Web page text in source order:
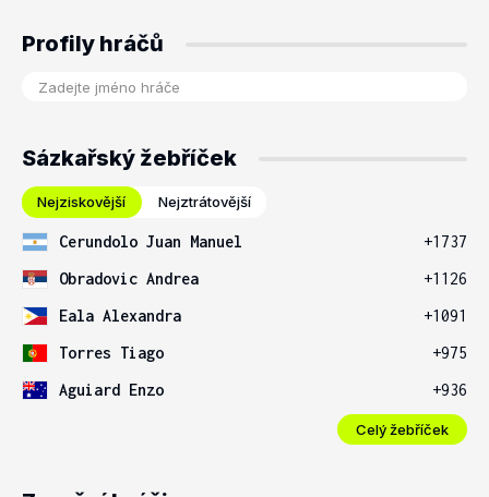
Profily hráčů
Sázkařský žebříček
Nejziskovější Nejztrátovější
Cerundolo Juan Manuel
+1737
Obradovic Andrea
+1126
Eala Alexandra
+1091
Torres Tiago
+975
Aguiard Enzo
+936
Celý žebříček